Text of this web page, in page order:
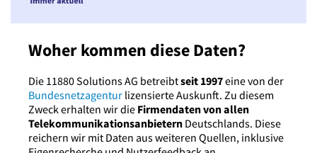
Woher kommen diese Daten?
Die 11880 Solutions AG betreibtseit 1997eine von der
Bundesnetzagentur lizensierte Auskunft. Zu diesem
Zweck erhalten wir die Firmendaten von allen
Telekommunikationsanbietern Deutschlands. Diese
reichern wir mit Daten aus weiteren Quellen, inklusive